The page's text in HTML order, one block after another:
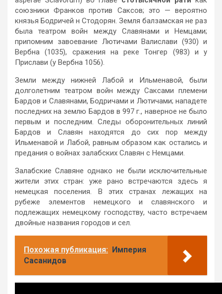
союзники Франков против Саксов; это — вероятно
князья Бодричей н Стодорян. Земля балзамская не раз
была театром войн между Славянами и Немцами;
припомним завоевание Лютичами Валислави (930) и
Вербна (1035), сражения на реке Тонгер (983) и у
Прислави (у Вербна 1056).
Земли между нижней Лабой и Ильменавой, были
долголетним театром войн между Саксами племени
Бардов и Славянами, Бодричами и Лютичами; нападете
последних на землю Бардов в 997 г., наверное не было
первым и последним. Следы оборонительных линий
Бардов и Славян находятся до сих пор между
Ильменавой и Лабой, равным образом как остались и
предания о войнах залабских Славян с Немцами.
Залабские Славяне однако не были исключительные
жители этих стран: уже рано встречаются здесь я
немецкая поселения. В этих странах лежащих на
рубеже элементов немецкого и славянского и
подлежащих немецкому господству, часто встречаем
двойные названия городов и сел.
Похожая публикация: Империя
Сасанидов